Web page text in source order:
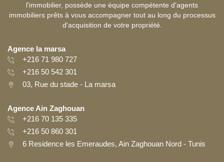
l'immobilier, possède une équipe compétente d'agents
immobiliers prêts à vous accompagner tout au long du processus
d'acquisition de votre propriété.
Agence la marsa
+216 71 980 727
+216 50 542 301
03, Rue du stade - La marsa
Agence Ain Zaghouan
+216 70 135 335
+216 50 860 301
6 Residence les Emeraudes, Ain Zaghouan Nord - Tunis